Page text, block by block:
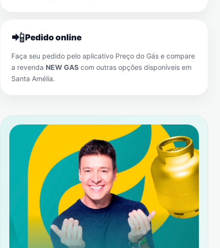
📲Pedido online
Faça seu pedido pelo aplicativo Preço do Gás e compare
a revenda NEW GAS com outras opções disponíveis em
Santa Amélia.